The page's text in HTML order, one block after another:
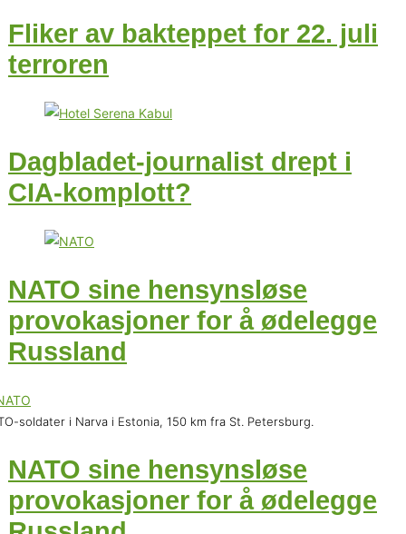
Fliker av bakteppet for 22. juli
terroren
Dagbladet-journalist drept i
CIA-komplott?
NATO sine hensynsløse
provokasjoner for å ødelegge
Russland
soldater i Narva i Estonia, 150 km fra St. Petersburg.
NATO sine hensynsløse
provokasjoner for å ødelegge